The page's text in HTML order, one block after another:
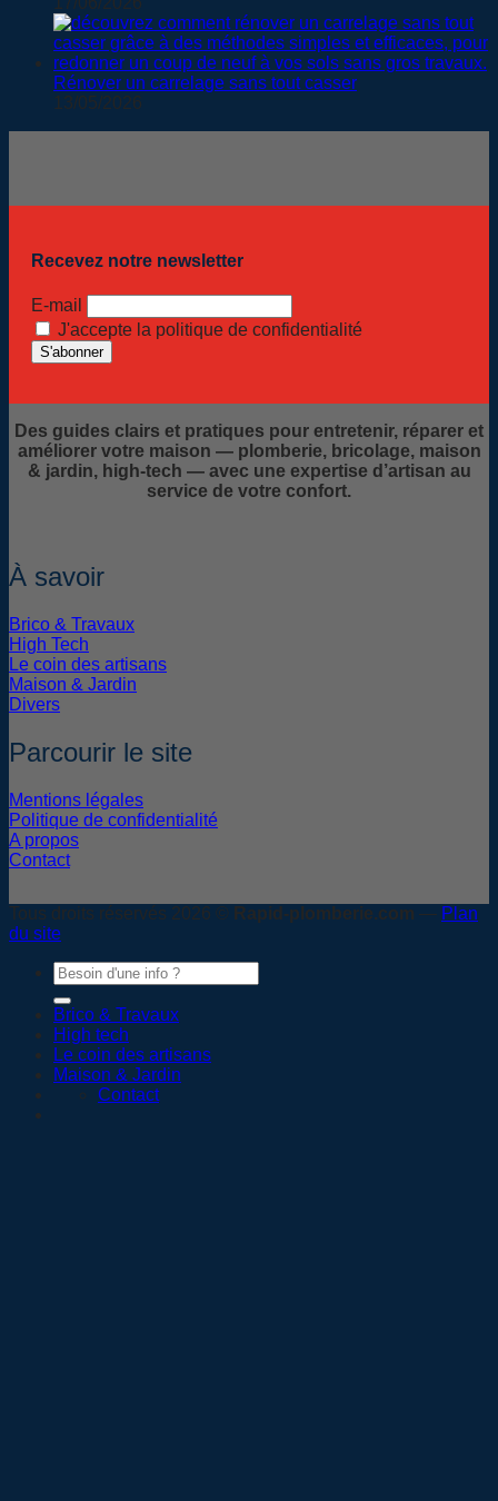
Rénover un carrelage sans tout casser
13/05/2026
Recevez notre newsletter
E-mail
J'accepte la politique de confidentialité
Des guides clairs et pratiques pour entretenir, réparer et
améliorer votre maison — plomberie, bricolage, maison
& jardin, high-tech — avec une expertise d’artisan au
service de votre confort.
À savoir
Brico & Travaux
High Tech
Le coin des artisans
Maison & Jardin
Divers
Parcourir le site
Mentions légales
Politique de confidentialité
A propos
Contact
Tous droits réservés 2026 © Rapid-plomberie.com — Plan
du site
Brico & Travaux
High tech
Le coin des artisans
Maison & Jardin
Contact